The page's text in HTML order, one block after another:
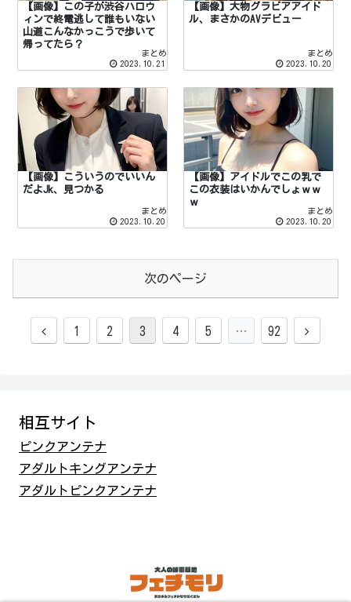
【画像】この子が渋谷ハロウ
ィンで終電逃して誰もいない
山道こんなかっこうで歩いて
帰ってたら？
まとめ
2023.10.21
【画像】大物グラビアアイド
ル、まさかのAVデビュー
まとめ
2023.10.20
【画像】こういうのでいいん
だよJk、見つかる
まとめ
2023.10.20
【画像】アイドルでこの乳で
この衣装はいかんでしょｗｗ
ｗ
まとめ
2023.10.20
次のページ
前 1 2 3 4 5 … 92 次
相互サイト
ピンクアンテナ
アダルトキングアンテナ
アダルトピンクアンテナ